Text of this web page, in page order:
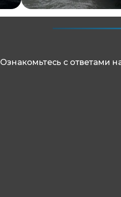
Ознакомьтесь с ответами